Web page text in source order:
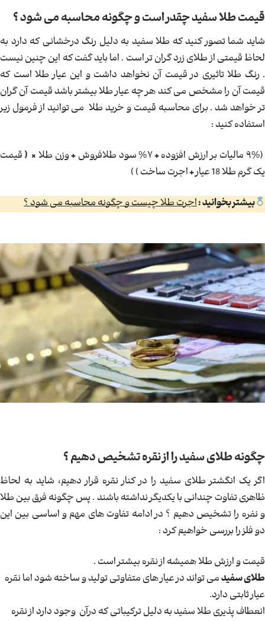
قیمت طلا سفید چقدر است و چگونه محاسبه می شود ؟
شاید شما تصور کنید که طلا سفید به دلیل رنگ درخشانی که دارد به
لحاظ قیمتی از طلای زرد گران تر است . اما باید گفت که این چنین نیست
. رنگ طلا تاثیری در قیمت آن نخواهد داشت و این عیار طلا است که
قیمت آن را مشخص می کند هر چه عیار طلا بیشتر باشد قیمت آن گران
تر خواهد شد . برای محاسبه قیمت و خرید طلا می توانید از فرمول زیر
استفاده کنید :
(۹% مالیات بر ارزش افزوده +۷% سود طلافروش +وزن طلا ×
( قیمت
یک گرم طلا 18 عیار
+اجرت ساخت ) )
بیشتر بخوانید :اجرت طلا چیست و چگونه محاسبه می شود ؟
چگونه طلای سفید را از نقره تشخیص دهیم ؟
اگر یک انگشتر طلای سفید را در کنار نقره قرار دهیم، شاید به لحاظ
ظاهری تفاوت چندانی با یکدیگر نداشته باشند . پس چگونه فرق بین طلا
و نفره را تشخیص دهیم ؟ در ادامه تفاوت های مهم و اساسی بین این
دو فلز را بررسی خواهیم کرد :
قیمت و ارزش طلا همیشه از نقره بیشتر است .
طلای سفیدمی تواند در عیار های متفاوتی تولید و ساخته شود اما نقره
عیار ثابتی دارد.
انعطاف پذیری طلا سفید به دلیل ترکیباتی که درآن وجود دارد از نقره